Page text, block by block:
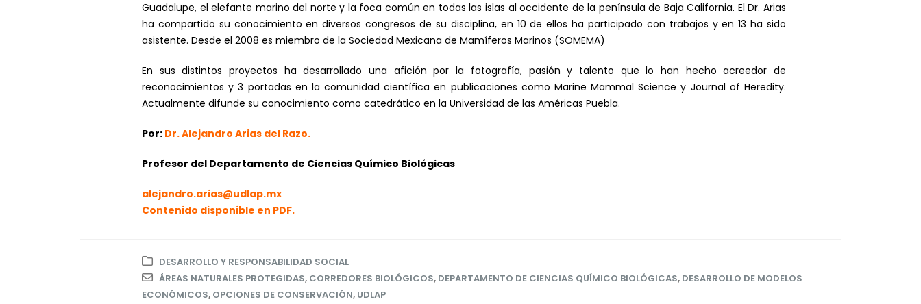
Guadalupe, el elefante marino del norte y la foca común en todas las islas al occidente de la península de Baja California. El Dr. Arias
ha compartido su conocimiento en diversos congresos de su disciplina, en 10 de ellos ha participado con trabajos y en 13 ha sido
asistente. Desde el 2008 es miembro de la Sociedad Mexicana de Mamíferos Marinos (SOMEMA)
En sus distintos proyectos ha desarrollado una afición por la fotografía, pasión y talento que lo han hecho acreedor de
reconocimientos y 3 portadas en la comunidad científica en publicaciones como Marine Mammal Science y Journal of Heredity.
Actualmente difunde su conocimiento como catedrático en la Universidad de las Américas Puebla.
Por: Dr. Alejandro Arias del Razo.
Profesor del Departamento de Ciencias Químico Biológicas
alejandro.arias@udlap.mx
Contenido disponible en PDF.
DESARROLLO Y RESPONSABILIDAD SOCIAL
ÁREAS NATURALES PROTEGIDAS, CORREDORES BIOLÓGICOS, DEPARTAMENTO DE CIENCIAS QUÍMICO BIOLÓGICAS, DESARROLLO DE MODELOS
ECONÓMICOS, OPCIONES DE CONSERVACIÓN, UDLAP